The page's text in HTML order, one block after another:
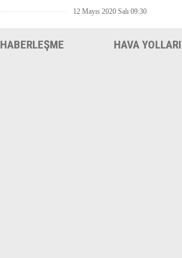
12 Mayıs 2020 Salı 09:30
HABERLEŞME HAVA YOLLARI